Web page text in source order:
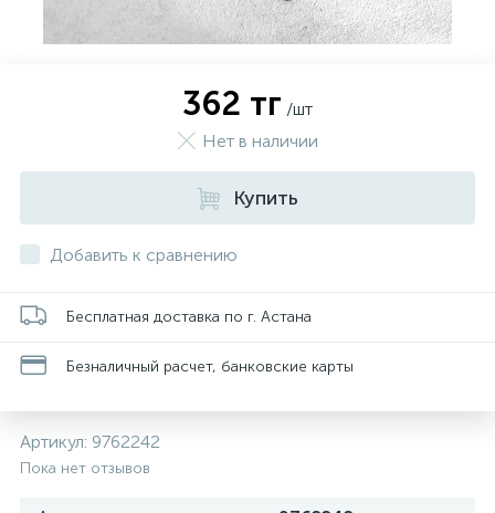
362 тг /шт
Нет в наличии
Купить
Добавить к сравнению
Бесплатная доставка по г. Астана
Безналичный расчет, банковские карты
Артикул: 9762242
Пока нет отзывов